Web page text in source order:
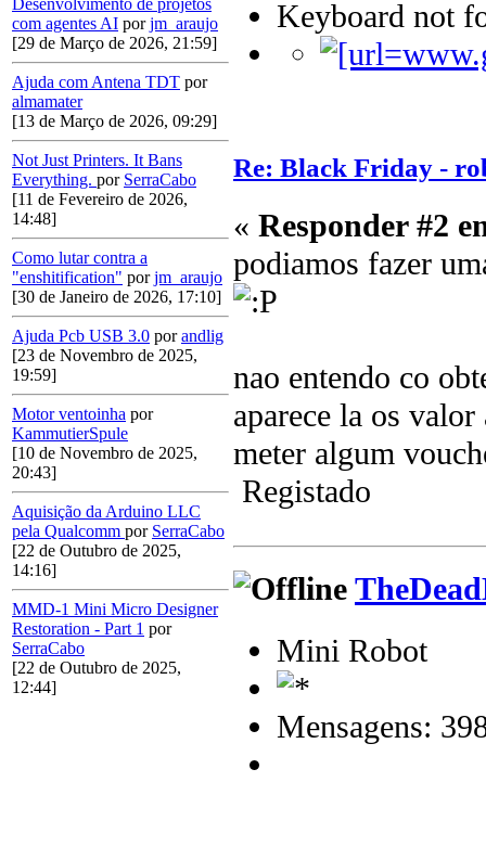
Desenvolvimento de projetos
com agentes AI porjm_araujo
[29 de Março de 2026, 21:59]
Ajuda com Antena TDT por
almamater
[13 de Março de 2026, 09:29]
Not Just Printers. It Bans
Everything. por SerraCabo
[11 de Fevereiro de 2026,
14:48]
Como lutar contra a
"enshitification" porjm_araujo
[30 de Janeiro de 2026, 17:10]
Ajuda Pcb USB 3.0 porandlig
[23 de Novembro de 2025,
19:59]
Motor ventoinha por
KammutierSpule
[10 de Novembro de 2025,
20:43]
Aquisição da Arduino LLC
pela Qualcomm por SerraCabo
[22 de Outubro de 2025,
14:16]
MMD-1 Mini Micro Designer
Restoration - Part 1 por
SerraCabo
[22 de Outubro de 2025,
12:44]
Keyboard not
Re: Black Friday -
« Responder #2
podiamos fazer
nao entendo co
aparece la os
meter algum
Registado
Mini Robot
Mensagens: